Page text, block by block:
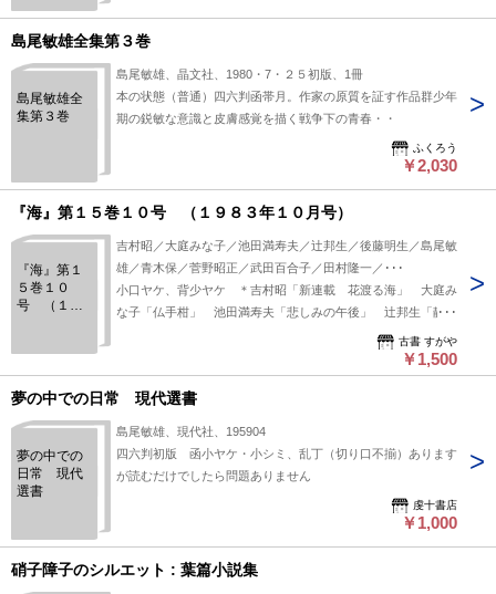
島尾敏雄全集第３巻
島尾敏雄全
集第３巻
島尾敏雄、晶文社、1980・7・２５初版、1冊
本の状態（普通）四六判函帯月。作家の原質を証す作品群少年
期の鋭敏な意識と皮膚感覚を描く戦争下の青春・・
ふくろう
￥2,030
『海』第１５巻１０号 （１９８３年１０月号）
『海』第１
５巻１０
号 （１９
吉村昭／大庭みな子／池田満寿夫／辻邦生／後藤明生／島尾敏
雄／青木保／菅野昭正／武田百合子／田村隆一／･･･
小口ヤケ、背少ヤケ ＊吉村昭「新連載 花渡る海」 大庭み
な子「仏手柑」 池田満寿夫「悲しみの午後」 辻邦生「静か
な村外れの十字架の前で」 青木保「「他者」の音楽『新しい
人よ目覚めよ』を読む」 武田百合子「『フィッツカラルド』
映画館２」 小林信彦・荒木経惟「私説東京繁昌記５ 四谷三
丁目付近」 海の手帳（井上ひさし（インタビュー）、／Ａ・
古書 すがや
￥1,500
夢の中での日常 現代選書
夢の中での
日常 現代
選書
島尾敏雄、現代社、195904
四六判初版 函小ヤケ・小シミ、乱丁（切り口不揃）あります
が読むだけでしたら問題ありません
虔十書店
￥1,000
硝子障子のシルエット : 葉篇小説集